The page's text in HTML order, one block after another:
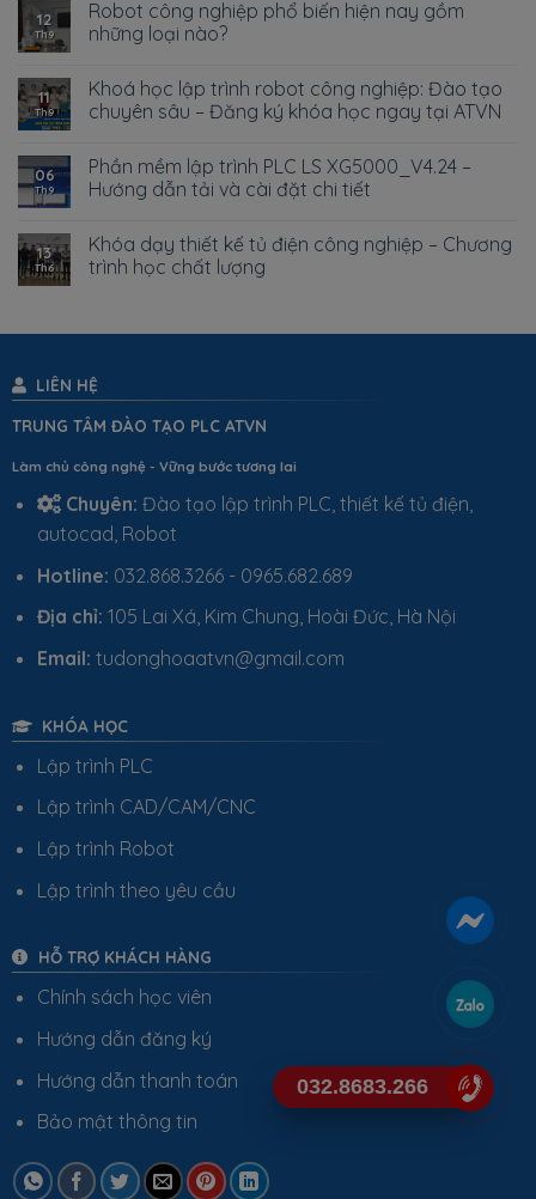
12
Th9
Robot công nghiệp phổ biến hiện nay gồm
những loại nào?
11
Th9
Khoá học lập trình robot công nghiệp: Đào tạo
chuyên sâu – Đăng ký khóa học ngay tại ATVN
06
Th9
Phần mềm lập trình PLC LS XG5000_V4.24 –
Hướng dẫn tải và cài đặt chi tiết
13
Th6
Khóa dạy thiết kế tủ điện công nghiệp – Chương
trình học chất lượng
LIÊN HỆ
TRUNG TÂM ĐÀO TẠO PLC ATVN
Làm chủ công nghệ - Vững bước tương lai
Chuyên: Đào tạo lập trình PLC, thiết kế tủ điện,
autocad, Robot
Hotline: 032.868.3266 - 0965.682.689
Địa chỉ: 105 Lai Xá, Kim Chung, Hoài Đức, Hà Nội
Email: tudonghoaatvn@gmail.com
KHÓA HỌC
Lập trình PLC
Lập trình CAD/CAM/CNC
Lập trình Robot
Lập trình theo yêu cầu
HỖ TRỢ KHÁCH HÀNG
Chính sách học viên
Hướng dẫn đăng ký
Hướng dẫn thanh toán
Bảo mật thông tin
032.8683.266